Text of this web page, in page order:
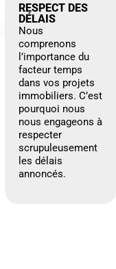
RESPECT DES
DÉLAIS
Nous
comprenons
l’importance du
facteur temps
dans vos projets
immobiliers. C’est
pourquoi nous
nous engageons à
respecter
scrupuleusement
les délais
annoncés.